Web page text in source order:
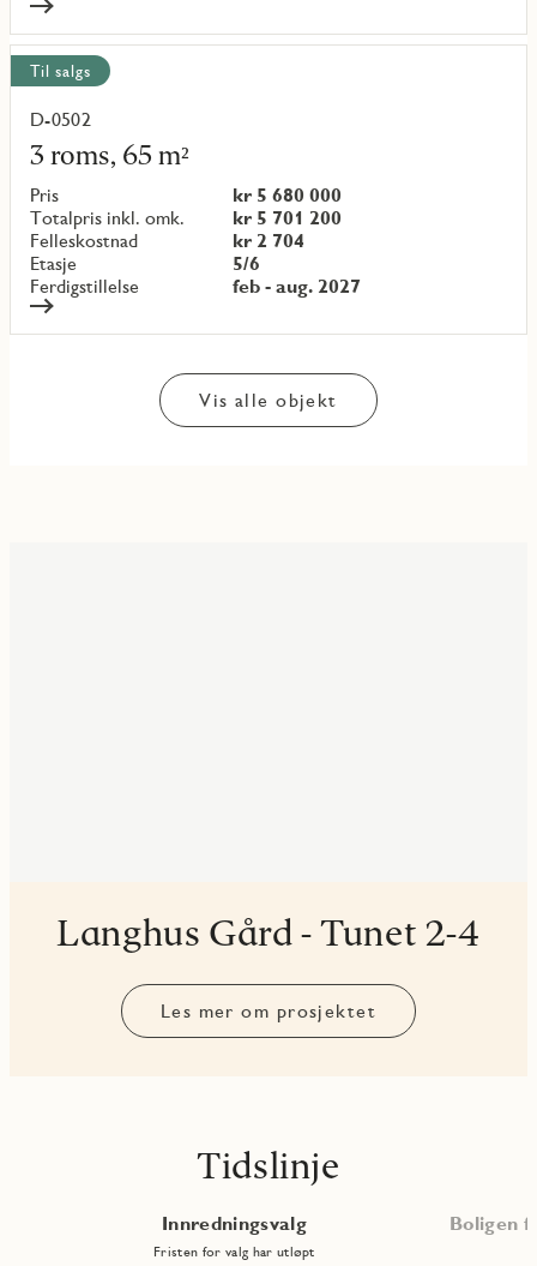
Til salgs
D-0502
3 roms, 65 m²
Pris
kr 5 680 000
Totalpris inkl. omk.
kr 5 701 200
Felleskostnad
kr 2 704
Etasje
5/6
Ferdigstillelse
feb - aug. 2027
Les
mer
om
objekt
{objectNumber}
Vis alle objekt
Langhus Gård - Tunet 2-4
Les mer om prosjektet
Tidslinje
Innredningsvalg
Fristen for valg har utløpt
Boligen